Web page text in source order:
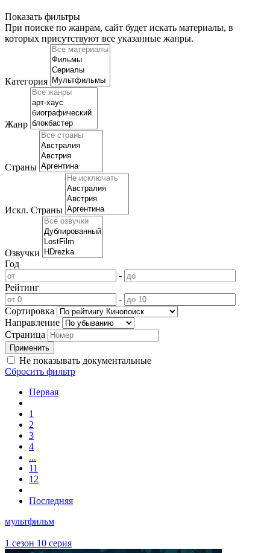
Показать фильтры
При поиске по жанрам, сайт будет искать материалы, в
которых присутствуют все указанные жанры.
Категория
Жанр
Страны
Искл. Страны
Озвучки
Год
-
Рейтинг
-
Сортировка
Направление
Страница
Не показывать документальные
Сбросить фильтр
Первая
1
2
3
4
...
11
12
Последняя
мультфильм
1 сезон 10 серия